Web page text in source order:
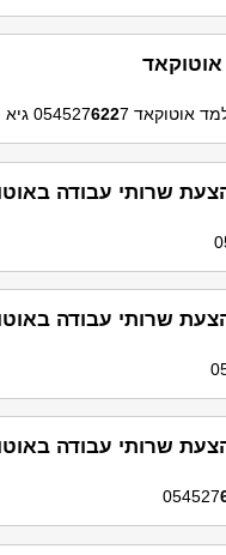
אוטוקאד
054527
6227 גיא
שרותי עבודה
שרותי עבודה
שרותי עבודה